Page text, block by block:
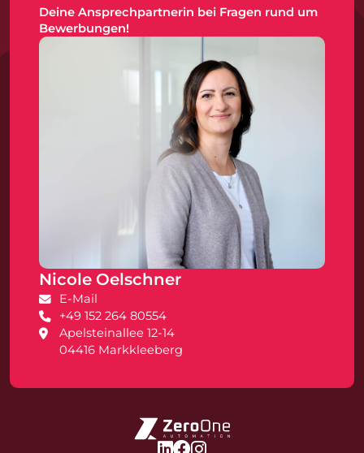
Deine Ansprechpartnerin bei Fragen rund um
Bewerbungen!
Nicole Oelschner
E-Mail
+49 152 264 80554
Apelsteinallee 12-14
04416 Markkleeberg